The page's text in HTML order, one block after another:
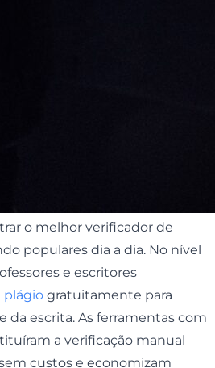
o melhor verificador de
populares dia a dia. No nível
e escritores
plágio gratuitamente para
da escrita. As ferramentas com
a verificação manual
custos e economizam